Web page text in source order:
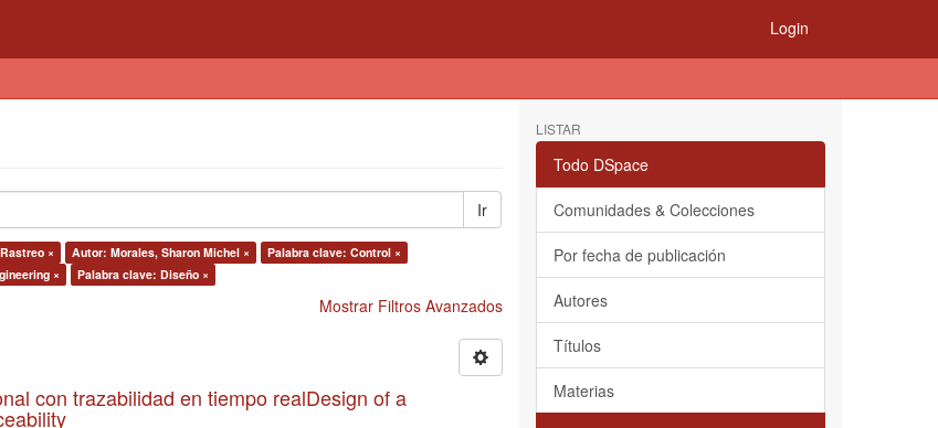
Login
Ir
× Autor: Morales, Sharon Michel ×
Palabra clave: Control ×
× Palabra clave: Diseño ×
Mostrar Filtros Avanzados
con trazabilidad en tiempo realDesign of a
LISTAR
Todo DSpace
Comunidades & Colecciones
Por fecha de publicación
Autores
Títulos
Materias